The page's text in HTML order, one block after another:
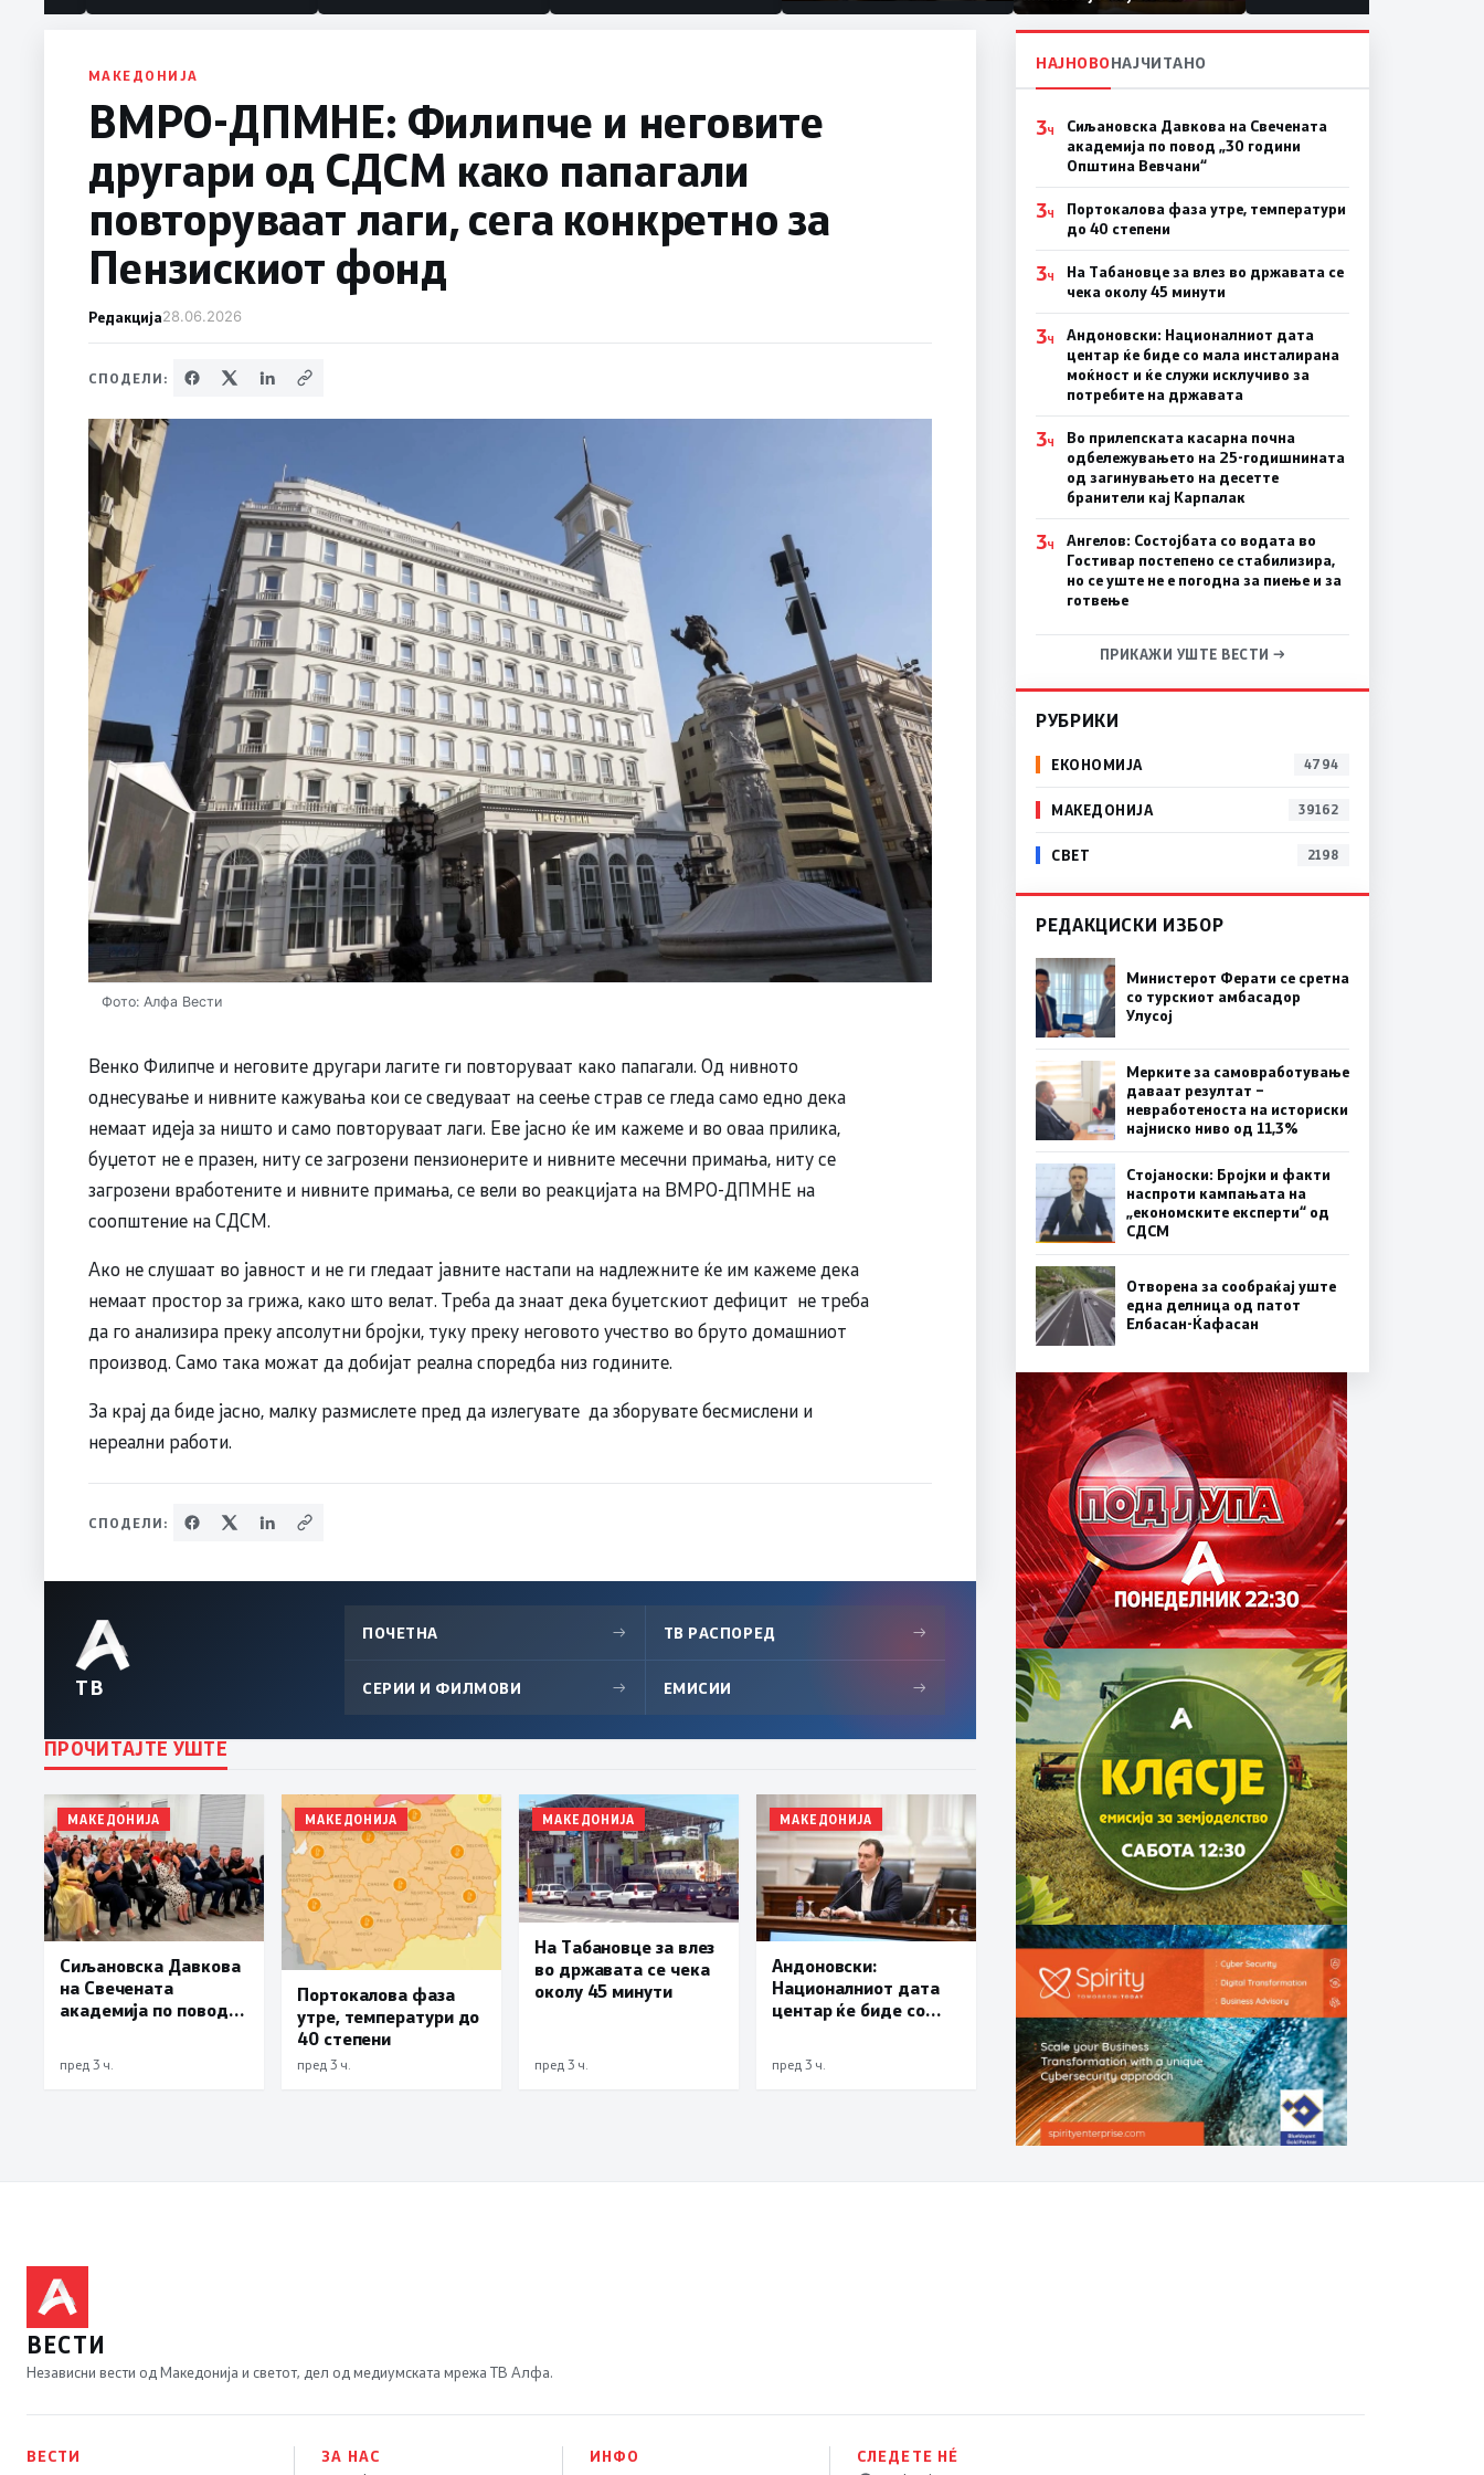
половина тунел во слепа
првачиња помалку
МАКЕДОНИЈА
ВМРО-ДПМНЕ: Филипче и неговите
другари од СДСM како папагали
повторуваат лаги, сега конкретно за
Пензискиот фонд
Редакција28.06.2026
СПОДЕЛИ:
Фото: Алфа Вести
Венко Филипче и неговите другари лагите ги повторуваат како папагали. Од нивното
однесување и нивните кажувања кои се сведуваат на сеење страв се гледа само едно дека
немаат идеја за ништо и само повторуваат лаги. Еве јасно ќе им кажеме и во оваа прилика,
буџетот не е празен, ниту се загрозени пензионерите и нивните месечни примања, ниту се
загрозени вработените и нивните примања, се вели во реакцијата на ВМРО-ДПМНЕ на
соопштение на СДСМ.
Ако не слушаат во јавност и не ги гледаат јавните настапи на надлежните ќе им кажеме дека
немаат простор за грижа, како што велат. Треба да знаат дека буџетскиот дефицит не треба
да го анализира преку апсолутни бројки, туку преку неговото учество во бруто домашниот
производ. Само така можат да добијат реална споредба низ годините.
За крај да биде јасно, малку размислете пред да излегувате да зборувате бесмислени и
нереални работи.
СПОДЕЛИ:
ТВ
ПОЧЕТНА → ТВ РАСПОРЕД →
СЕРИИ И ФИЛМОВИ → ЕМИСИИ →
ПРОЧИТАЈТЕ УШТЕ
МАКЕДОНИЈА
Сиљановска Давкова
на Свечената
академија по повод
пред 3 ч.
МАКЕДОНИЈА
Портокалова фаза
утре, температури до
40 степени
пред 3 ч.
МАКЕДОНИЈА
На Табановце за влез
во државата се чека
околу 45 минути
пред 3 ч.
МАКЕДОНИЈА
Андоновски:
Националниот дата
центар ќе биде со
исклучиво за
пред 3 ч.
НАЈНОВОНАЈЧИТАНО
3Ч
Сиљановска Давкова на Свечената
академија по повод „30 години
Општина Вевчани“
3Ч
Портокалова фаза утре, температури
до 40 степени
3Ч
На Табановце за влез во државата се
чека околу 45 минути
3Ч
Андоновски: Националниот дата
центар ќе биде со мала инсталирана
моќност и ќе служи исклучиво за
потребите на државата
3Ч
Во прилепската касарна почна
одбележувањето на 25-годишнината
од загинувањето на десетте
бранители кај Карпалак
3Ч
Ангелов: Состојбата со водата во
Гостивар постепено се стабилизира,
но се уште не е погодна за пиење и за
готвење
ПРИКАЖИ УШТЕ ВЕСТИ →
РУБРИКИ
ЕКОНОМИЈА 4794
МАКЕДОНИЈА 39162
СВЕТ 2198
РЕДАКЦИСКИ ИЗБОР
Министерот Ферати се сретна
со турскиот амбасадор
Улусој
Мерките за самовработување
даваат резултат –
невработеноста на историски
најниско ниво од 11,3%
Стојаноски: Бројки и факти
наспроти кампањата на
„економските експерти“ од
СДСM
Отворена за сообраќај уште
една делница од патот
Елбасан-Ќафасан
ВЕСТИ
Независни вести од Македонија и светот, дел од медиумската мрежа ТВ Алфа.
ВЕСТИ
ЗА НАС
ИНФО
СЛЕДЕТЕ НÉ